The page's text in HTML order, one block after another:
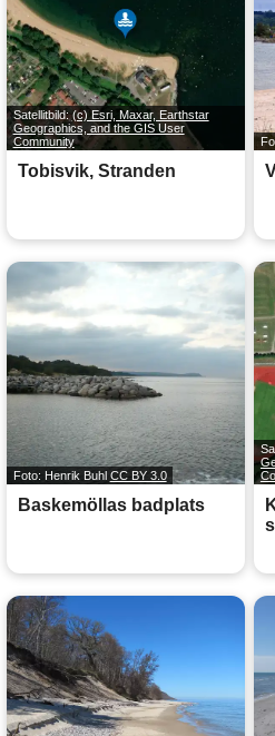
Satellitbild:(c) Esri, Maxar, Earthstar
Geographics, and the GIS User
Community
Tobisvik, Stranden
Foto: Henrik Buhl CC BY 3.0
Baskemöllas badplats